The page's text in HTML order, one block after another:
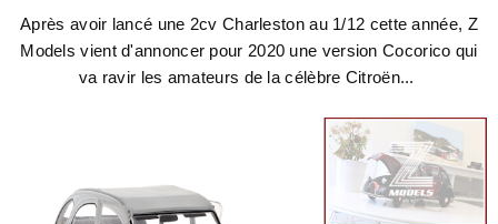
Après avoir lancé une 2cv Charleston au 1/12 cette année, Z
Models vient d'annoncer pour 2020 une version Cocorico qui
va ravir les amateurs de la célèbre Citroën...